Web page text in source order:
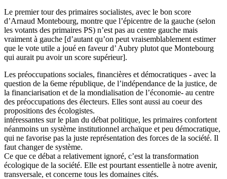
Le premier tour des primaires socialistes, avec le bon score
d’Arnaud Montebourg, montre que l’épicentre de la gauche (selon
les votants des primaires PS) n’est pas au centre gauche mais
vraiment à gauche [d’autant qu’on peut vraisemblablement estimer
que le vote utile a joué en faveur d’ Aubry plutot que Montebourg
qui aurait pu avoir un score supérieur].
Les préoccupations sociales, financières et démocratiques - avec la
question de la 6eme république, de l’indépendance de la justice, de
la financiarisation et de la mondialisation de l’économie- au centre
des préoccupations des électeurs. Elles sont aussi au coeur des
propositions des écologistes.
intéressantes sur le plan du débat politique, les primaires confortent
néanmoins un système institutionnel archaïque et peu démocratique,
qui ne favorise pas la juste représentation des forces de la société. Il
faut changer de système.
Ce que ce débat a relativement ignoré, c’est la transformation
écologique de la société. Elle est pourtant essentielle à notre avenir,
transversale, et concerne tous les domaines cités.